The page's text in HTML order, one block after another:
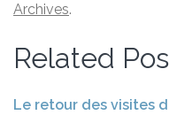
Archives.
Related
Le retour des visites